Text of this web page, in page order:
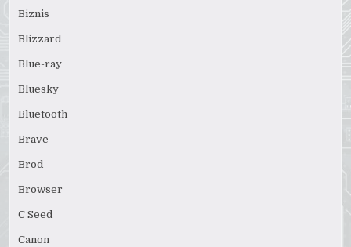
Biznis
Blizzard
Blue-ray
Bluesky
Bluetooth
Brave
Brod
Browser
C Seed
Canon